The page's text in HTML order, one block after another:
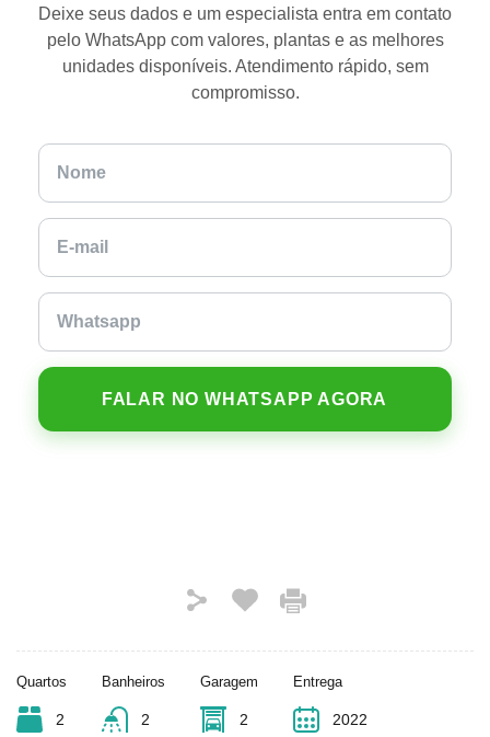
Deixe seus dados e um especialista entra em contato
pelo WhatsApp com valores, plantas e as melhores
unidades disponíveis. Atendimento rápido, sem
compromisso.
FALAR NO WHATSAPP AGORA
Quartos
2
Banheiros
2
Garagem
2
Entrega
2022